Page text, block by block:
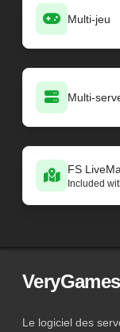
Multi-jeu
Multi-
FS
Included
Le logiciel des